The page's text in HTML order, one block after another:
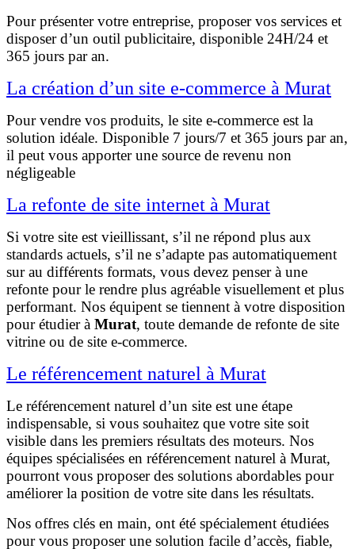
Pour présenter votre entreprise, proposer vos services et
disposer d’un outil publicitaire, disponible 24H/24 et
365 jours par an.
La création d’un site e-commerce à Murat
Pour vendre vos produits, le site e-commerce est la
solution idéale. Disponible 7 jours/7 et 365 jours par an,
il peut vous apporter une source de revenu non
négligeable
La refonte de site internet à Murat
Si votre site est vieillissant, s’il ne répond plus aux
standards actuels, s’il ne s’adapte pas automatiquement
sur au différents formats, vous devez penser à une
refonte pour le rendre plus agréable visuellement et plus
performant. Nos équipent se tiennent à votre disposition
pour étudier à Murat, toute demande de refonte de site
vitrine ou de site e-commerce.
Le référencement naturel à Murat
Le référencement naturel d’un site est une étape
indispensable, si vous souhaitez que votre site soit
visible dans les premiers résultats des moteurs. Nos
équipes spécialisées en référencement naturel à Murat,
pourront vous proposer des solutions abordables pour
améliorer la position de votre site dans les résultats.
Nos offres clés en main, ont été spécialement étudiées
pour vous proposer une solution facile d’accès, fiable,